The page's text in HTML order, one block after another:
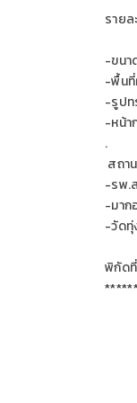
รายล
-ขนา
-พื้นที่
-รูปท
-หน้า
.
สถา
-รพ.
-มาก
-วัดทุ่
พิกัด